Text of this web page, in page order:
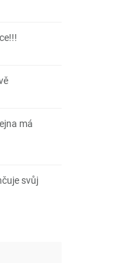
má
svůj